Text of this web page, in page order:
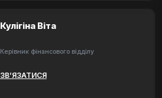
Кулігіна Віта
Керівник фінансового відділу
ЗВ’ЯЗАТИСЯ